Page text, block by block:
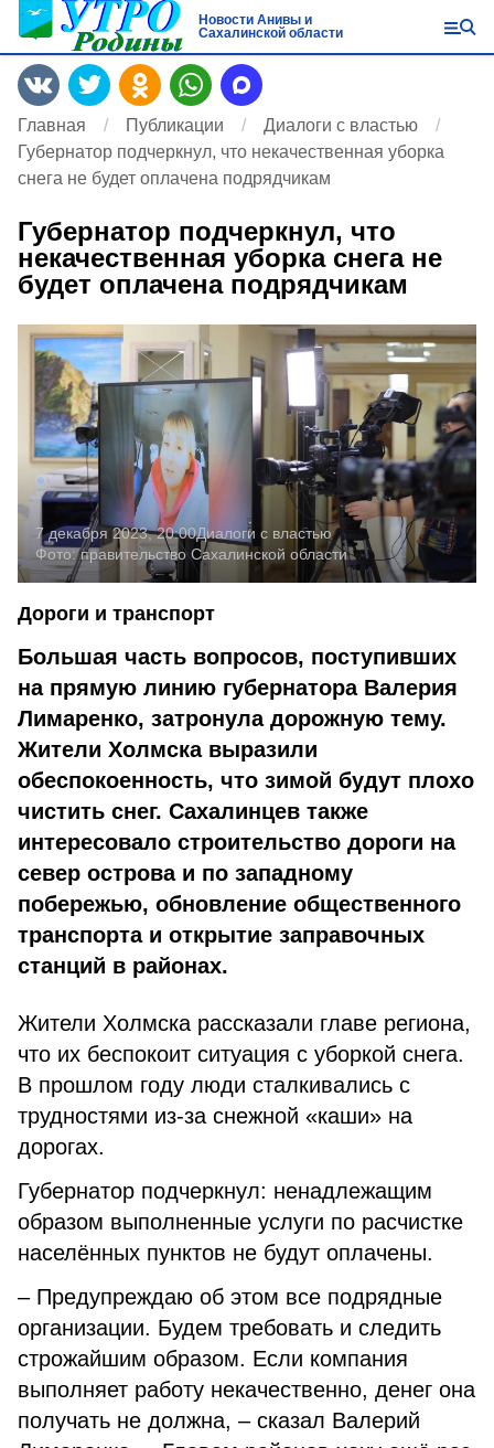
Новости Анивы и
Сахалинской области
Главная Публикации
Диалоги с властью
Губернатор подчеркнул, что некачественная уборка
снега не будет оплачена подрядчикам
Губернатор подчеркнул, что
некачественная уборка снега не
будет оплачена подрядчикам
7 декабря 2023, 20:00Диалоги с властью
Фото:правительство Сахалинской области
Дороги и транспорт
Большая часть вопросов, поступивших
на прямую линию губернатора Валерия
Лимаренко, затронула дорожную тему.
Жители Холмска выразили
обеспокоенность, что зимой будут плохо
чистить снег. Сахалинцев также
интересовало строительство дороги на
север острова и по западному
побережью, обновление общественного
транспорта и открытие заправочных
станций в районах.
Жители Холмска рассказали главе региона,
что их беспокоит ситуация с уборкой снега.
В прошлом году люди сталкивались с
трудностями из-за снежной «каши» на
дорогах.
Губернатор подчеркнул: ненадлежащим
образом выполненные услуги по расчистке
населённых пунктов не будут оплачены.
– Предупреждаю об этом все подрядные
организации. Будем требовать и следить
строжайшим образом. Если компания
выполняет работу некачественно, денег она
получать не должна, – сказал Валерий